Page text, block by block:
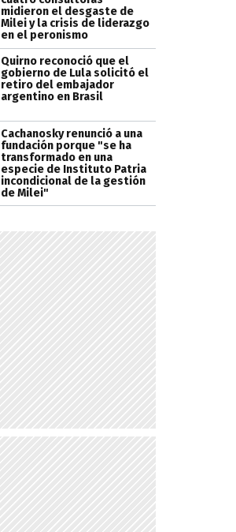
midieron el desgaste de
Milei y la crisis de liderazgo
en el peronismo
Quirno reconoció que el
gobierno de Lula solicitó el
retiro del embajador
argentino en Brasil
Cachanosky renunció a una
fundación porque "se ha
transformado en una
especie de Instituto Patria
incondicional de la gestión
de Milei"